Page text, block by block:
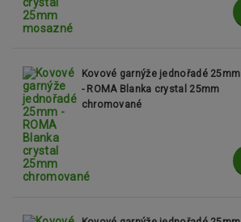
Kovové garnýže jednořadé 25mm
- ROMA Blanka crystal 25mm
chromované